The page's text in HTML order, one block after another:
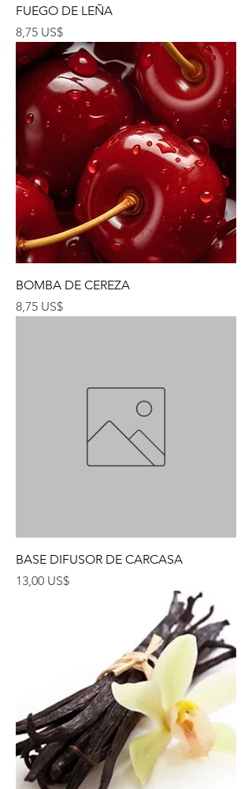
FUEGO DE LEÑA
Precio
8,75 US$
BOMBA DE CEREZA
Precio
8,75 US$
BASE DIFUSOR DE CARCASA
Precio
13,00 US$